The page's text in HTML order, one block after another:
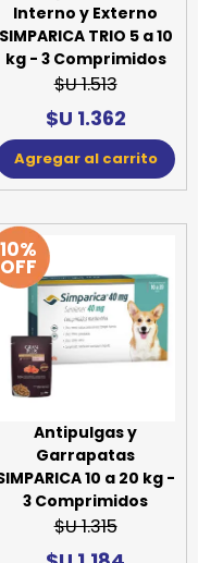
Interno y Externo
SIMPARICA TRIO 5 a 10
kg - 3 Comprimidos
$U 1.513
$U 1.362
Agregar al carrito
10%
OFF
Antipulgas y
Garrapatas
10 a 20 kg -
3 Comprimidos
$U 1.315